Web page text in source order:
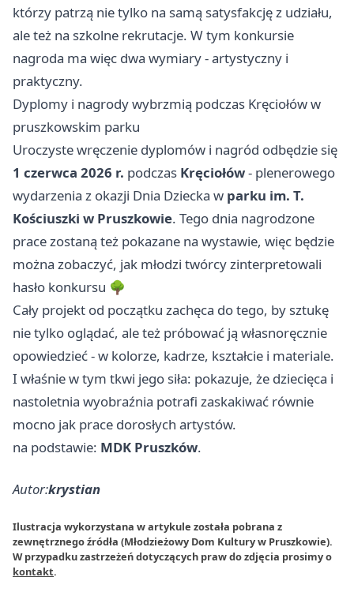
którzy patrzą nie tylko na samą satysfakcję z udziału,
ale też na szkolne rekrutacje. W tym konkursie
nagroda ma więc dwa wymiary - artystyczny i
praktyczny.
Dyplomy i nagrody wybrzmią podczas Kręciołów w
pruszkowskim parku
Uroczyste wręczenie dyplomów i nagród odbędzie się
1 czerwca 2026 r. podczas Kręciołów- plenerowego
wydarzenia z okazji Dnia Dziecka w parku im. T.
Kościuszki w Pruszkowie. Tego dnia nagrodzone
prace zostaną też pokazane na wystawie, więc będzie
można zobaczyć, jak młodzi twórcy zinterpretowali
hasło konkursu 🌳
Cały projekt od początku zachęca do tego, by sztukę
nie tylko oglądać, ale też próbować ją własnoręcznie
opowiedzieć - w kolorze, kadrze, kształcie i materiale.
I właśnie w tym tkwi jego siła: pokazuje, że dziecięca i
nastoletnia wyobraźnia potrafi zaskakiwać równie
mocno jak prace dorosłych artystów.
na podstawie: MDK Pruszków.
Autor:krystian
Ilustracja wykorzystana w artykule została pobrana z
zewnętrznego źródła (Młodzieżowy Dom Kultury w Pruszkowie).
W przypadku zastrzeżeń dotyczących praw do zdjęcia prosimy o
kontakt.